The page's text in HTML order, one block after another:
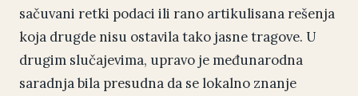
sačuvani retki podaci ili rano artikulisana rešenja
koja drugde nisu ostavila tako jasne tragove. U
drugim slučajevima, upravo je međunarodna
saradnja bila presudna da se lokalno znanje